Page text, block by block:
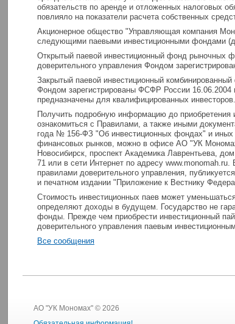
обязательств по аренде и отложенных налоговых
повлияло на показатели расчета собственных
Акционерное общество "Управляющая компания
следующими паевыми инвестиционными фондами
Открытый паевой инвестиционный фонд рыночных
доверительного управления Фондом
Закрытый паевой инвестиционный
Фондом зарегистрированы ФСФР России 16.06.2004
предназначены для квалифицированных инвесторов.
Получить подробную информацию до
ознакомиться с Правилами, а также иными
года № 156-ФЗ "Об инвестиционных фондах" и
финансовых рынков, можно в офисе АО "УК
Новосибирск, проспект Академика Лаврентьева,
71 или в сети Интернет по адресу
правилами доверительного управления,
и печатном издании "Приложение к Вестнику
Стоимость инвестиционных паев может
определяют доходы в будущем. Государство не
фонды. Прежде чем приобрести инвестиционный
доверительного управления паевым
Все сообщения
АО "УК Мономах" © 2026